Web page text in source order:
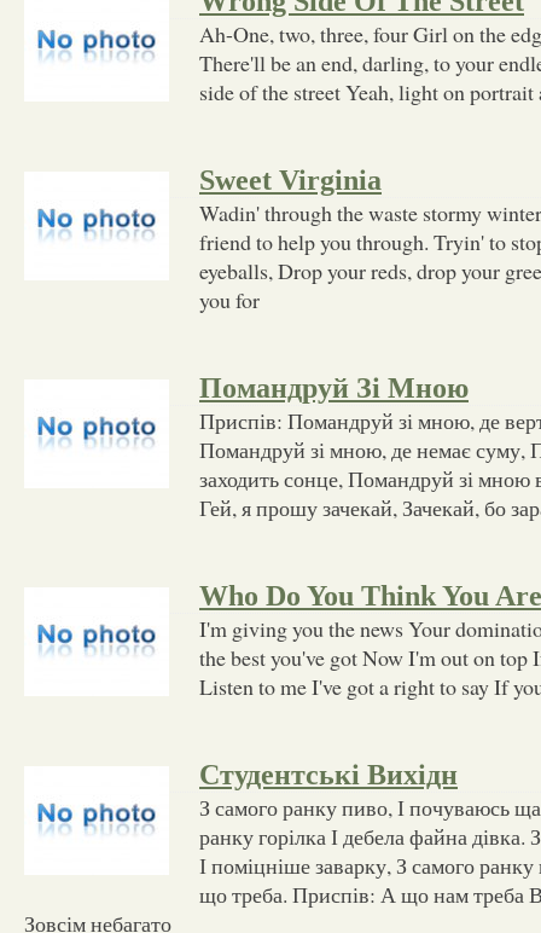
Ah-One, two, three, four Girl on the
There'll be an end, darling, to your
side of the street Yeah, light on portrait
Sweet Virginia
Wadin' through the waste stormy
friend to help you through. Tryin' to
eyeballs, Drop your reds, drop your
you for
Помандруй Зі Мною
Приспів: Помандруй зі мною, де
Помандруй зі мною, де немає суму,
заходить сонце, Помандруй зі мною
Гей, я прошу зачекай, Зачекай, бо
Who Do You Think You Are
I'm giving you the news Your
the best you've got Now I'm out on top
Listen to me I've got a right to say If
Студентські Вихідн
З самого ранку пиво, І почуваюсь
ранку горілка І дебела файна дівка.
І поміцніше заварку, З самого
що треба. Приспів: А що нам треба
Зовсім небагато